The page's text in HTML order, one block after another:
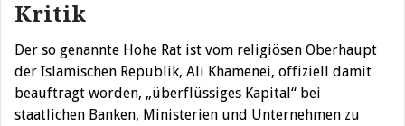
Kritik
Der so genannte Hohe Rat ist vom religiösen Oberhaupt
der Islamischen Republik, Ali Khamenei, offiziell damit
beauftragt worden, „überflüssiges Kapital“ bei
staatlichen Banken, Ministerien und Unternehmen zu